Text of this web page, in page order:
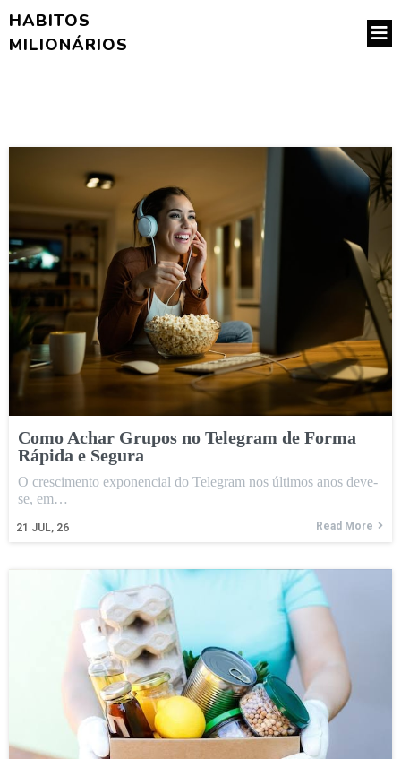
HABITOS
MILIONÁRIOS
Como Achar Grupos no Telegram de Forma
Rápida e Segura
21 JUL, 26
O crescimento exponencial do Telegram nos últimos anos deve-
se, em…
Read More